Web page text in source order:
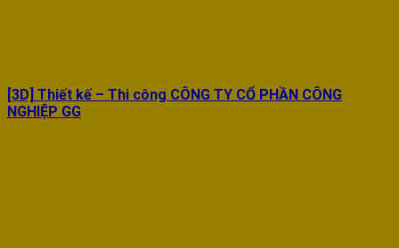
[3D] Thiết kế – Thi công CÔNG TY CỔ PHẦN CÔNG
NGHIỆP GG